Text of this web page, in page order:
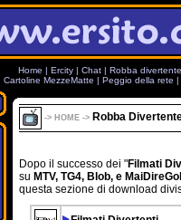
Home | Ercity | Chat | Robba
Cartoline MezzeMatte | Peggio della rete |
-> HOME -> Robba
Dopo il successo dei "Filmati
su MTV, TG4, Blob, e MaiDireGol
questa sezione di download